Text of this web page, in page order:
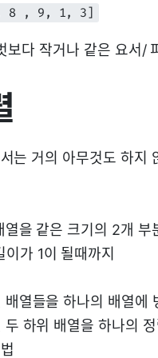
8 , 9, 1, 3]
보다 작거나 같은 요서/
는 거의 아무것도 하지
열을 같은 크기의 2개 부
이가 1이 될때까지
배열들을 하나의 배열에
두 하위 배열을 하나의